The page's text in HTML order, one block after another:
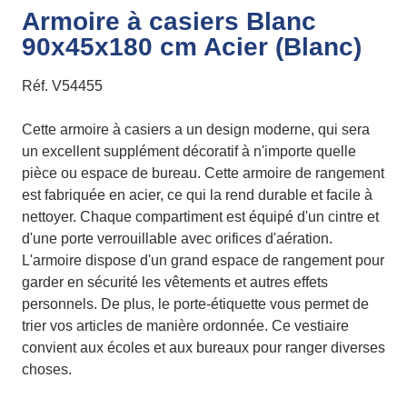
Armoire à casiers Blanc
90x45x180 cm Acier (Blanc)
Réf. V54455
Cette armoire à casiers a un design moderne, qui sera
un excellent supplément décoratif à n'importe quelle
pièce ou espace de bureau. Cette armoire de rangement
est fabriquée en acier, ce qui la rend durable et facile à
nettoyer. Chaque compartiment est équipé d'un cintre et
d'une porte verrouillable avec orifices d'aération.
L'armoire dispose d'un grand espace de rangement pour
garder en sécurité les vêtements et autres effets
personnels. De plus, le porte-étiquette vous permet de
trier vos articles de manière ordonnée. Ce vestiaire
convient aux écoles et aux bureaux pour ranger diverses
choses.